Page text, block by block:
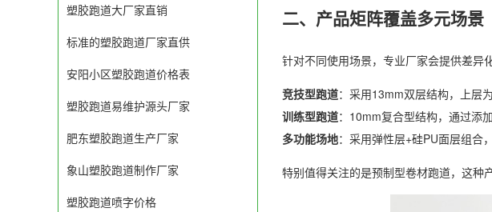
塑胶跑道大厂家直销
标准的塑胶跑道厂家直供
安阳小区塑胶跑道价格表
塑胶跑道易维护源头厂家
肥东塑胶跑道生产厂家
象山塑胶跑道制作厂家
塑胶跑道喷字价格
二、产品矩阵覆盖多元场景
针对不同使用场景，专业厂家会提供差异
竞技型跑道：采用13mm双层结构，上层
训练型跑道：10mm复合型结构，通过添
多功能场地：采用弹性层+硅PU面层组合
特别值得关注的是预制型卷材跑道，这种